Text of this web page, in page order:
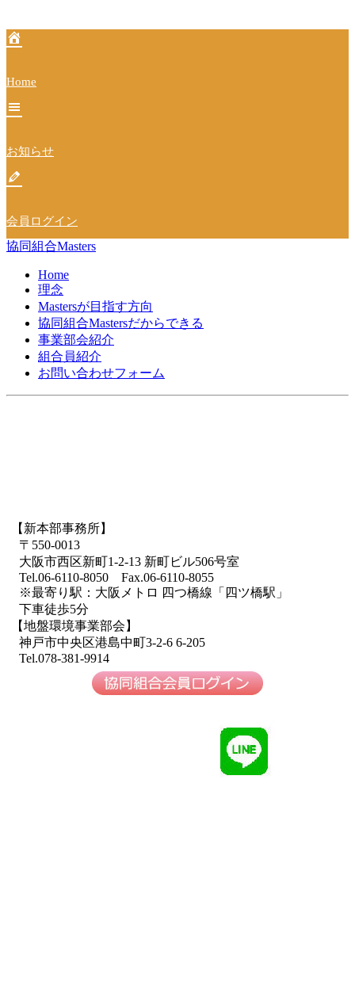
シ
ョ
ン
Home
お知らせ
会員ログイン
協同組合Masters
Home
理念
Mastersが目指す方向
協同組合Mastersだからできる
事業部会紹介
組合員紹介
お問い合わせフォーム
【新本部事務所】
〒550-0013
大阪市西区新町1-2-13 新町ビル506号室
Tel.06-6110-8050 Fax.06-6110-8055
※最寄り駅：大阪メトロ 四つ橋線「四ツ橋駅」
下車徒歩5分
【地盤環境事業部会】
神戸市中央区港島中町3-2-6 6-205
Tel.078-381-9914